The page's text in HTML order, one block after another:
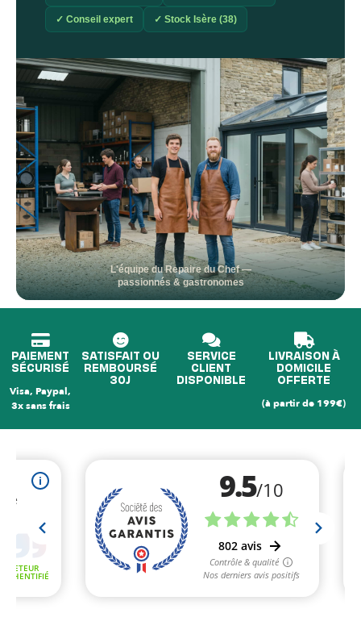
✓ Conseil expert ✓ Stock Isère (38)
L'équipe du Repaire du Chef —
passionnés & gastronomes
PAIEMENT
SÉCURISÉ
Visa, Paypal,
3x sans frais
SATISFAIT OU
REMBOURSÉ
30J
SERVICE
CLIENT
DISPONIBLE
LIVRAISON À
DOMICILE
OFFERTE
(à partir de 199€)